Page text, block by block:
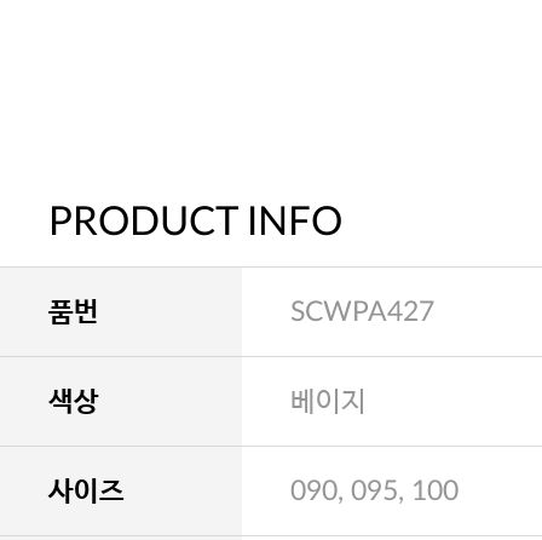
PRODUCT INFO
품번 SCWPA427
색상 베이지
사이즈 090, 095, 100